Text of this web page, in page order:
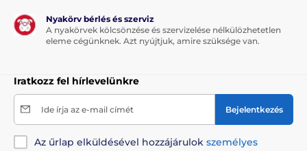
Nyakörv bérlés és szerviz
A nyakörvek kölcsönzése és szervizelése nélkülözhetetlen
eleme cégünknek. Azt nyújtjuk, amire szüksége van.
Iratkozz fel hírlevelünkre
Ide írja az e-mail címét Bejelentkezés
Az űrlap elküldésével hozzájárulok személyes